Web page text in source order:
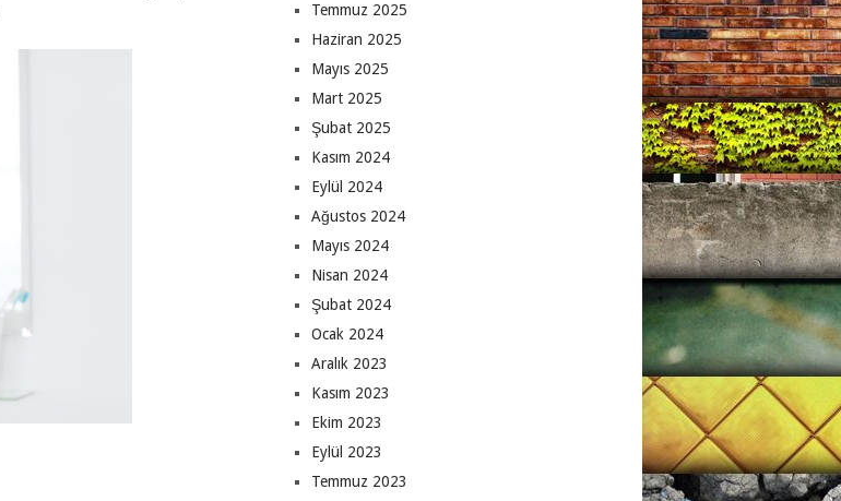
Temmuz 2025
Haziran 2025
Mayıs 2025
Mart 2025
Şubat 2025
Kasım 2024
Eylül 2024
Ağustos 2024
Mayıs 2024
Nisan 2024
Şubat 2024
Ocak 2024
Aralık 2023
Kasım 2023
Ekim 2023
Eylül 2023
Temmuz 2023